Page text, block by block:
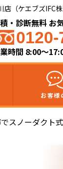
（ケエブズIFC株
・診断無料 お
時間 8:00～
お客様
スノーダクト